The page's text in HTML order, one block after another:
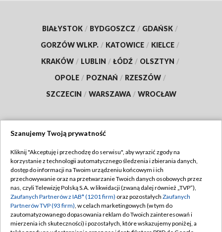
BIAŁYSTOK / BYDGOSZCZ / GDAŃSK /
GORZÓW WLKP. / KATOWICE / KIELCE /
KRAKÓW / LUBLIN / ŁÓDŹ / OLSZTYN /
OPOLE / POZNAŃ / RZESZÓW /
SZCZECIN / WARSZAWA / WROCŁAW
TVP
Abonament TVP
Emisja w TVP
Centrum informacji TVP
Naziemna Telewizja Cyfrowa
Regulamin TVP
Polityka prywatności
Moje zgody
Pomoc
Szanujemy Twoją prywatność
Kliknij "Akceptuję i przechodzę do serwisu", aby wyrazić zgody na
korzystanie z technologii automatycznego śledzenia i zbierania danych,
dostęp do informacji na Twoim urządzeniu końcowym i ich
przechowywanie oraz na przetwarzanie Twoich danych osobowych przez
nas, czyli Telewizję Polską S.A. w likwidacji (zwaną dalej również „TVP”),
Zaufanych Partnerów z IAB* (1201 firm) oraz pozostałych Zaufanych
Partnerów TVP (93 firm), w celach marketingowych (w tym do
zautomatyzowanego dopasowania reklam do Twoich zainteresowań i
mierzenia ich skuteczności) i pozostałych, które wskazujemy poniżej, a